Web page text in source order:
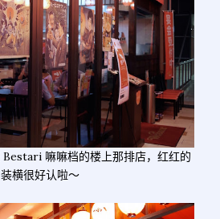
嘛嘛档的楼上那排店，红红的
装横很好认啦～